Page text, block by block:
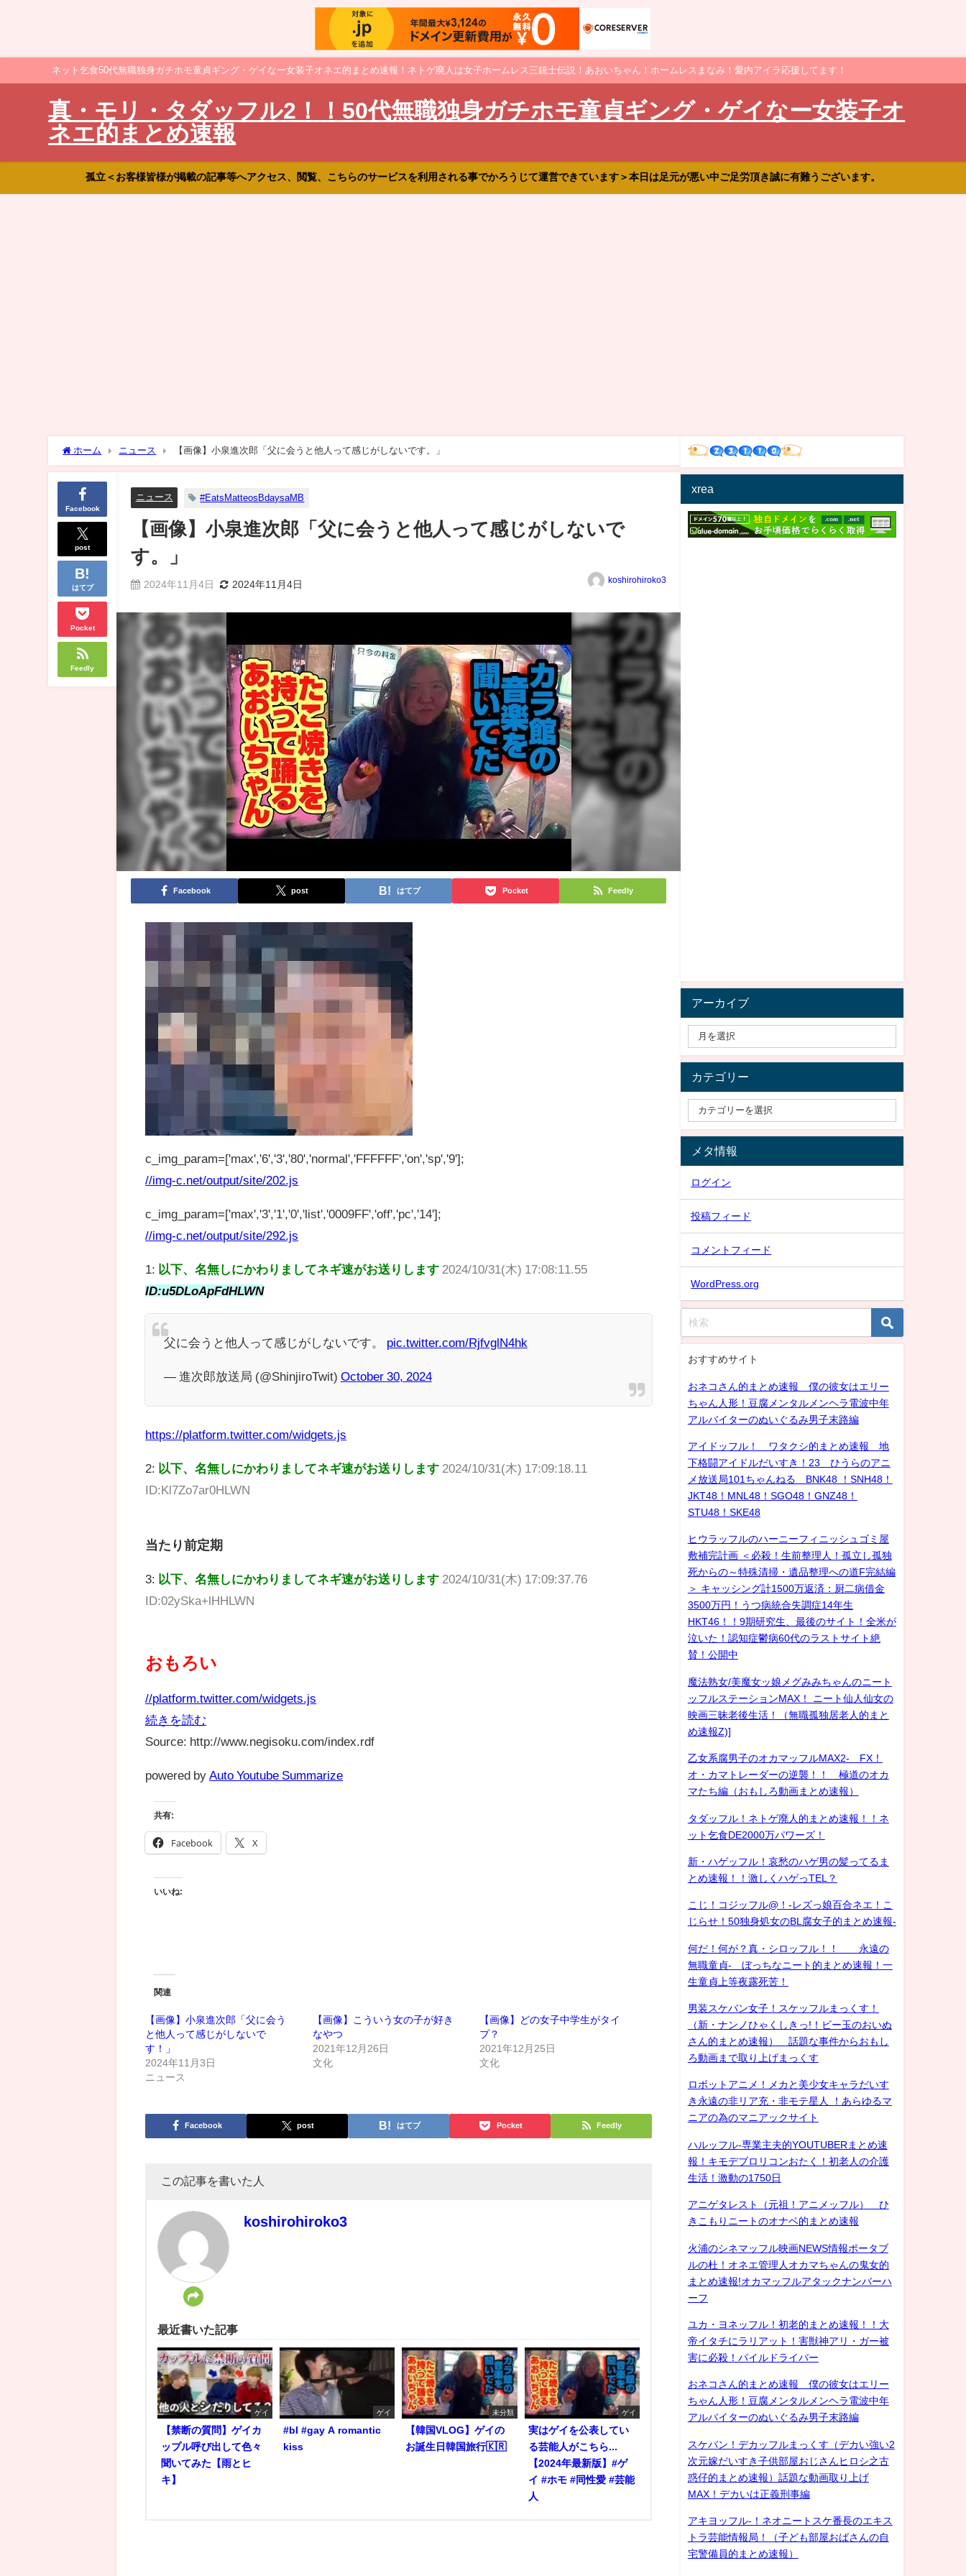
ネット乞食50代無職独身ガチホモ童貞ギング・ゲイなー女装子オネエ的まとめ速報！ネトゲ廃人は女子ホームレス三銃士伝説！あおいちゃん！ホームレスまなみ！愛内アイラ応援してます！
真・モリ・タダッフル2！！50代無職独身ガチホモ童貞ギング・ゲイなー女装子オ
ネエ的まとめ速報
孤立＜お客様皆様が掲載の記事等へアクセス、閲覧、こちらのサービスを利用される事でかろうじて運営できています＞本日は足元が悪い中ご足労頂き誠に有難うございます。
ホーム ニュース 【画像】小泉進次郎「父に会うと他人って感じがしないです。」
Facebook
post
はてブ
Pocket
Feedly
ニュース #EatsMatteosBdaysaMB
【画像】小泉進次郎「父に会うと他人って感じがしないで
す。」
2024年11月4日 2024年11月4日 koshirohiroko3
Facebook post はてブ Pocket Feedly
c_img_param=['max','6','3','80','normal','FFFFFF','on','sp','9'];
//img-c.net/output/site/202.js
c_img_param=['max','3','1','0','list','0009FF','off','pc','14'];
//img-c.net/output/site/292.js
1: 以下、名無しにかわりましてネギ速がお送りします 2024/10/31(木) 17:08:11.55
ID:u5DLoApFdHLWN
父に会うと他人って感じがしないです。 pic.twitter.com/RjfvglN4hk
— 進次郎放送局 (@ShinjiroTwit) October 30, 2024
https://platform.twitter.com/widgets.js
2: 以下、名無しにかわりましてネギ速がお送りします 2024/10/31(木) 17:09:18.11
ID:Kl7Zo7ar0HLWN
当たり前定期
3: 以下、名無しにかわりましてネギ速がお送りします 2024/10/31(木) 17:09:37.76
ID:02ySka+lHHLWN
おもろい
//platform.twitter.com/widgets.js
続きを読む
Source: http://www.negisoku.com/index.rdf
powered by Auto Youtube Summarize
共有:
Facebook X
いいね:
関連
【画像】小泉進次郎「父に会う
と他人って感じがしないで
す！」
2024年11月3日
ニュース
【画像】こういう女の子が好き
なやつ
2021年12月26日
文化
【画像】どの女子中学生がタイ
プ？
2021年12月25日
文化
Facebook post はてブ Pocket Feedly
この記事を書いた人
koshirohiroko3
最近書いた記事
ゲイ
【禁断の質問】ゲイカ
ップル呼び出して色々
聞いてみた【雨とヒ
キ】
ゲイ
#bl #gay A romantic
kiss
未分類
【韓国VLOG】ゲイの
お誕生日韓国旅行🇰🇷
ゲイ
実はゲイを公表してい
る芸能人がこちら...
【2024年最新版】#ゲ
イ #ホモ #同性愛 #芸能
人
xrea
アーカイブ
カテゴリー
メタ情報
ログイン
投稿フィード
コメントフィード
WordPress.org
おすすめサイト
おネコさん的まとめ速報 僕の彼女はエリー
ちゃん人形！豆腐メンタルメンヘラ電波中年
アルバイターのぬいぐるみ男子末路編
アイドッフル！ ワタクシ的まとめ速報 地
下格闘アイドルだいすき！23 ひうらのアニ
メ放送局101ちゃんねる BNK48 ！SNH48！
JKT48！MNL48！SGO48！GNZ48！
STU48！SKE48
ヒウラッフルのハーニーフィニッシュゴミ屋
敷補完計画 ＜必殺！生前整理人！孤立し孤独
死からの～特殊清掃・遺品整理への道F完結編
＞ キャッシング計1500万返済：厨二病借金
3500万円！うつ病統合失調症14年生
HKT46！！9期研究生、最後のサイト！全米が
泣いた！認知症鬱病60代のラストサイト絶
賛！公開中
魔法熟女/美魔女ッ娘メグみみちゃんのニート
ッフルステーションMAX！ ニート仙人仙女の
映画三昧老後生活！（無職孤独居老人的まと
め速報Z)]
乙女系腐男子のオカマッフルMAX2- FX！
オ・カマトレーダーの逆襲！！ 極道のオカ
マたち編（おもしろ動画まとめ速報）
タダッフル！ネトゲ廃人的まとめ速報！！ネ
ット乞食DE2000万パワーズ！
新・ハゲッフル！哀愁のハゲ男の髪ってるま
とめ速報！！激しくハゲっTEL？
こじ！コジッフル@！-レズっ娘百合ネエ！こ
じらせ！50独身処女のBL腐女子的まとめ速報-
何だ！何が？真・シロッフル！！ 永遠の
無職童貞- ぼっちなニート的まとめ速報！一
生童貞上等夜露死苦！
男装スケバン女子！スケッフルまっくす！
（新・ナンノひゃくしきっ!！ビー玉のおいぬ
さん的まとめ速報） 話題な事件からおもし
ろ動画まで取り上げまっくす
ロボットアニメ！メカと美少女キャラだいす
き永遠の非リア充・非モテ星人 ！あらゆるマ
ニアの為のマニアックサイト
ハルッフル-専業主夫的YOUTUBERまとめ速
報！キモデブロリコンおたく！初老人の介護
生活！激動の1750日
アニゲタレスト（元祖！アニメッフル） ひ
きこもりニートのオナベ的まとめ速報
火浦のシネマッフル映画NEWS情報ポータブ
ルの杜！オネエ管理人オカマちゃんの鬼女的
まとめ速報!オカマッフルアタックナンバーハ
ーフ
ユカ・ヨネッフル！初老的まとめ速報！！大
帝イタチにラリアット！害獣神アリ・ガー被
害に必殺！パイルドライバー
おネコさん的まとめ速報 僕の彼女はエリー
ちゃん人形！豆腐メンタルメンヘラ電波中年
アルバイターのぬいぐるみ男子末路編
スケバン！デカッフルまっくす（デカい強い2
次元嫁だいすき子供部屋おじさんヒロシ之古
惑仔的まとめ速報）話題な動画取り上げ
MAX！デカいは正義刑事編
アキヨッフル-！ネオニートスケ番長のエキス
トラ芸能情報局！（子ども部屋おばさんの自
宅警備員的まとめ速報）